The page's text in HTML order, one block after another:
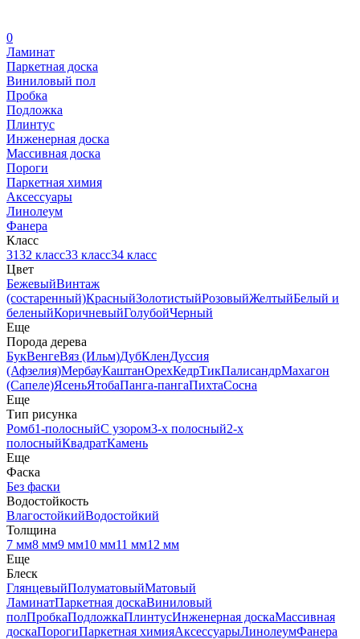
0
Ламинат
Паркетная доска
Виниловый пол
Пробка
Подложка
Плинтус
Инженерная доска
Массивная доска
Пороги
Паркетная химия
Аксессуары
Линолеум
Фанера
Класс
3132 класс33 класс34 класс
Цвет
БежевыйВинтаж
(состаренный)КрасныйЗолотистыйРозовыйЖелтыйБелый и
беленыйКоричневыйГолубойЧерный
Еще
Порода дерева
БукВенгеВяз (Ильм)ДубКленДуссия
(Афзелия)МербауКаштанОрехКедрТикПалисандрМахагон
(Сапеле)ЯсеньЯтобаПанга-пангаПихтаСосна
Еще
Тип рисунка
Ромб1-полосныйС узором3-х полосный2-х
полосныйКвадратКамень
Еще
Фаска
Без фаски
Водостойкость
ВлагостойкийВодостойкий
Толщина
7 мм8 мм9 мм10 мм11 мм12 мм
Еще
Блеск
ГлянцевыйПолуматовыйМатовый
ЛаминатПаркетная доскаВиниловый
полПробкаПодложкаПлинтусИнженерная доскаМассивная
доскаПорогиПаркетная химияАксессуарыЛинолеумФанера